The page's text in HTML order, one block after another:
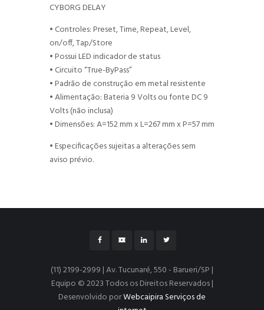
CYBORG DELAY
• Controles: Preset, Time, Repeat, Level,
on/off, Tap/Store
• Possui LED indicador de status
• Circuito “True-ByPass”
• Padrão de construção em metal resistente
• Alimentação: Bateria 9 Volts ou fonte DC 9
Volts (não inclusa)
• Dimensões: A=152 mm x L=267 mm x P=57 mm
• Especificações sujeitas a alterações sem
aviso prévio.
(11) 2199-2999 | Av. Tucunaré, 550 - Barueri/SP |
Equipo © 2023 Todos os Direitos Reservados |
Desenvolvido porWebcaipira Serviços de